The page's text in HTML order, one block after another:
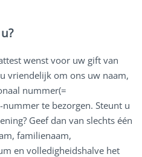
wenst voor uw gift van
vriendelijk om ons uw naam,
nummer(=
te bezorgen. Steunt u
Geef dan van slechts één
familienaam,
en volledigheidshalve het